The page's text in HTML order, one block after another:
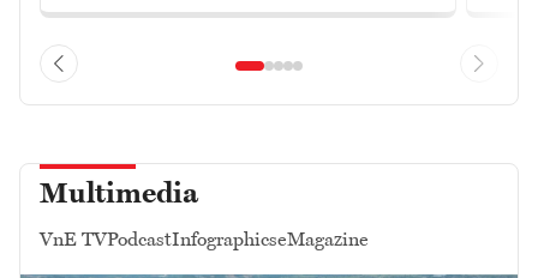
Multimedia
VnE TVPodcastInfographicseMagazine